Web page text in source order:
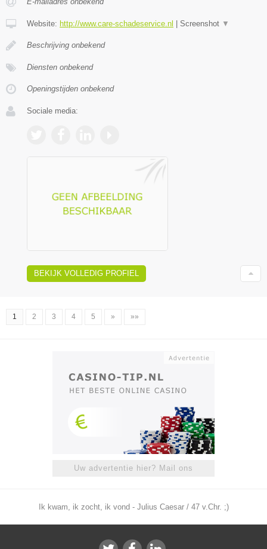
Website: http://www.care-schadeservice.nl | Screenshot ▼
Beschrijving onbekend
Diensten onbekend
Openingstijden onbekend
Sociale media:
BEKIJK VOLLEDIG PROFIEL
1 2 3 4 5 » »»
Uw advertentie hier? Mail ons
Ik kwam, ik zocht, ik vond - Julius Caesar / 47 v.Chr. ;)